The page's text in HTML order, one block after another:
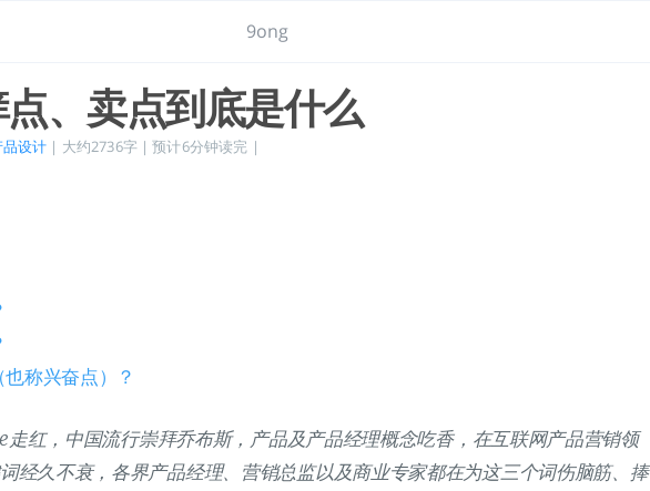
9ong
、卖点到底是什么
品设计 | 大约2736字 | 预计6分钟读完 |
称兴奋点）？
走红，中国流行崇拜乔布斯，产品及产品经理概念吃香，在互联网产品营销领
经久不衰，各界产品经理、营销总监以及商业专家都在为这三个词伤脑筋、捧